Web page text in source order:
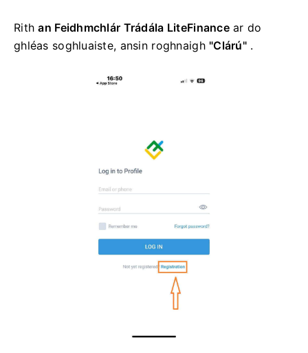
Rithan Feidhmchlár Trádála LiteFinancear do
ghléas soghluaiste, ansin roghnaigh "Clárú" .